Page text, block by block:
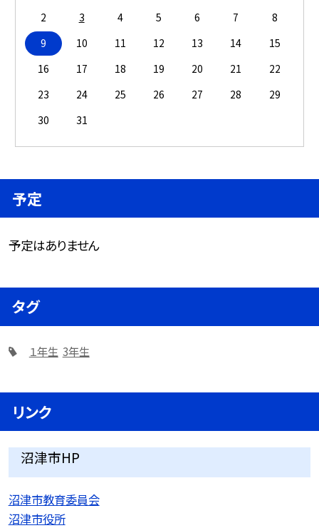
2
3 4 5 6 7
8
9
10 11 12 13 14
15
16
17 18 19 20 21
22
23
24 25 26 27 28
29
30
31
予定
予定はありません
タグ
１年生 3年生
リンク
沼津市HP
沼津市教育委員会
沼津市役所